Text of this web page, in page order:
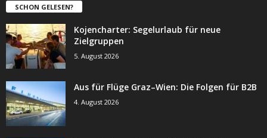
SCHON GELESEN?
Kojencharter: Segelurlaub für neue
Zielgruppen
5. August 2026
Aus für Flüge Graz–Wien: Die Folgen für B2B
4. August 2026